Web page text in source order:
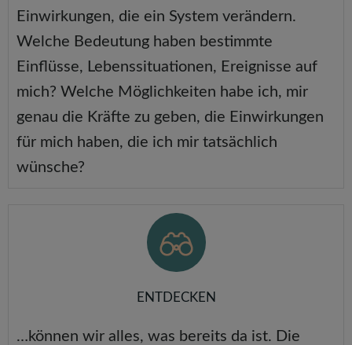
Einwirkungen, die ein System verändern.
Welche Bedeutung haben bestimmte
Einflüsse, Lebenssituationen, Ereignisse auf
mich? Welche Möglichkeiten habe ich, mir
genau die Kräfte zu geben, die Einwirkungen
für mich haben, die ich mir tatsächlich
wünsche?
ENTDECKEN
…können wir alles, was bereits da ist. Die